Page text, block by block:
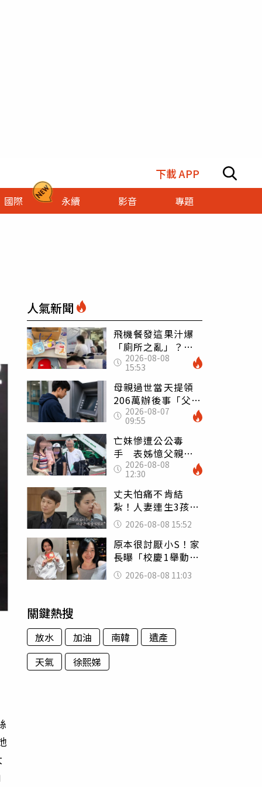
下載 APP
國際 永續 影音 專題
人氣新聞
飛機餐發這果汁爆
「廁所之亂」？乘
客崩潰：差點丟大
臉 醫揭3類人別亂
喝
2026-08-08
15:53
母親過世當天提領
206萬辦後事「父子
遭判刑」 律師：
搶錢先下手是罪
2026-08-07
09:55
亡妹慘遭公公毒
手 表姊憶父親節
前夕：小舅舅仍到
殯儀館陪她說話
2026-08-08
12:30
丈夫怕痛不肯結
紮！人妻連生3孩
控遭家暴淚喊：真
的好累
2026-08-08 15:52
原本很討厭小S！家
長曝「校慶1舉動」
讓她徹底改觀 網
友洗版認證
2026-08-08 11:03
關鍵熱搜
放水 加油 南韓
遺產
天氣
徐熙娣